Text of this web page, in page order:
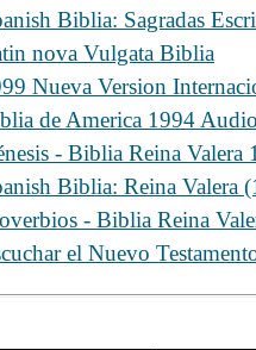
Biblia: Sagradas
nova Vulgata Biblia
Nueva Version
de America 1994
- Biblia Reina Valera
Biblia: Reina Valera
- Biblia Reina
el Nuevo